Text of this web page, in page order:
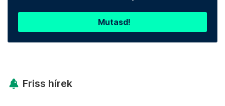
Mutasd!
Friss hírek